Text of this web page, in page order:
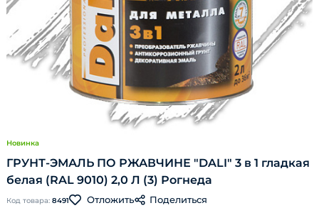
Новинка
ГРУНТ-ЭМАЛЬ ПО РЖАВЧИНЕ "DALI" 3 в 1 гладкая
белая (RAL 9010) 2,0 Л (3) Рогнеда
Код товара: 8491 Отложить Поделиться